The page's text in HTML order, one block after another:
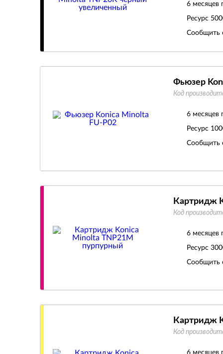
6 месяцев
Ресурс
Сообщить
Фьюзер
Код
6 месяцев
Ресурс
Сообщить
Картридж
Код
6 месяцев
Ресурс
Сообщить
Картридж
Код
6 месяцев